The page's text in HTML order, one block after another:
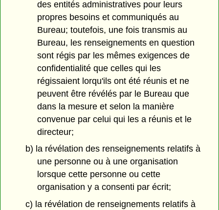
des entités administratives pour leurs
propres besoins et communiqués au
Bureau; toutefois, une fois transmis au
Bureau, les renseignements en question
sont régis par les mêmes exigences de
confidentialité que celles qui les
régissaient lorqu'ils ont été réunis et ne
peuvent être révélés par le Bureau que
dans la mesure et selon la manière
convenue par celui qui les a réunis et le
directeur;
b) la révélation des renseignements relatifs à
une personne ou à une organisation
lorsque cette personne ou cette
organisation y a consenti par écrit;
c) la révélation de renseignements relatifs à